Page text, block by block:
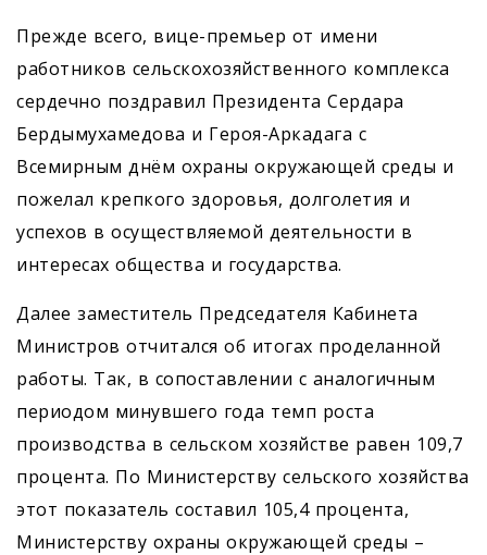
Прежде всего, вице-премьер от имени
работников сельскохозяйственного комплекса
сердечно поздравил Президента Сердара
Бердымухамедова и Героя-­Аркадага с
Всемирным днём охраны окружающей среды и
пожелал крепкого здоровья, долголетия и
успехов в осуществляемой деятельности в
интересах общества и государства.
Далее заместитель Председателя Кабинета
Министров отчитался об итогах проделанной
работы. Так, в сопоставлении с аналогичным
периодом минувшего года темп роста
производства в сельском хозяйстве равен 109,7
процента. По Министерству сельского хозяйства
этот показатель составил 105,4 процента,
Министерству охраны окружающей среды –